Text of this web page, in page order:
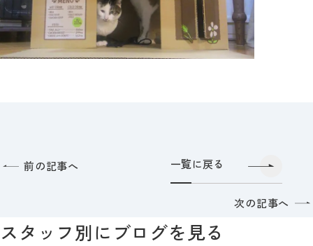
前の記事へ 一覧に戻る
次の記事へ
スタッフ別にブログを見る